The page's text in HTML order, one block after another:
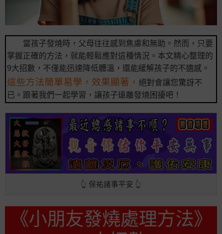
當孩子發燒時，父母往往感到焦慮和無助。然而，只要
掌握正確的方法，就能輕鬆應對這種情況。本文精心整理的
9大招數，不僅能迅速降低體溫，還能緩解孩子的不適感。
這些方法簡單易學，效果顯著， 絕對會讓您驚訝不
已。跟著我們一起學習，讓孩子遠離發燒困擾吧！
👆 保祐諸事平安 👆
《小朋友發燒處理方法》